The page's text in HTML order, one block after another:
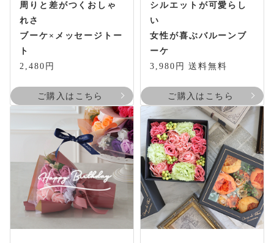
周りと差がつくおしゃ
れさ
ブーケ×メッセージトー
ト
2,480円
ご購入はこちら
シルエットが可愛らし
い
女性が喜ぶバルーンブ
ーケ
3,980円 送料無料
ご購入はこちら